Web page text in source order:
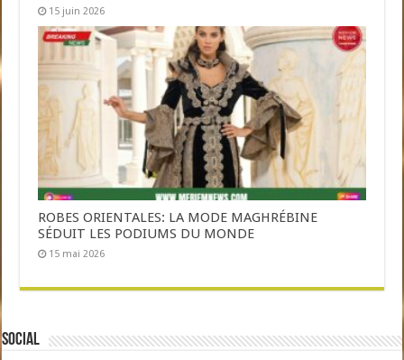
15 juin 2026
ROBES ORIENTALES: LA MODE MAGHRÉBINE
SÉDUIT LES PODIUMS DU MONDE
15 mai 2026
Social